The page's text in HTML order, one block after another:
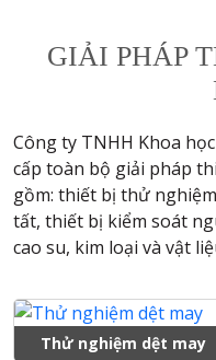
GIẢI PHÁP
Công ty TNHH Khoa
cấp toàn bộ giải pháp
gồm: thiết bị thử
tất, thiết bị kiểm soát
cao su, kim loại và vật
Thử nghiệm dệt may